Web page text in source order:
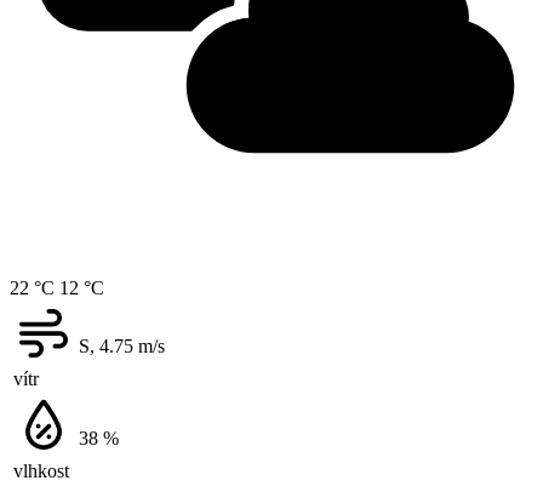
22 °C 12 °C
vítr
S, 4.75 m/s
vlhkost
38 %